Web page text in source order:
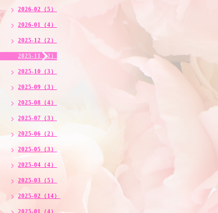
2026-02（5）
2026-01（4）
2025-12（2）
2025-11（2）
2025-10（3）
2025-09（3）
2025-08（4）
2025-07（3）
2025-06（2）
2025-05（3）
2025-04（4）
2025-03（5）
2025-02（14）
2025-01（4）